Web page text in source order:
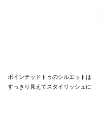
ポインテッドトゥのシルエットは
すっきり見えてスタイリッシュに